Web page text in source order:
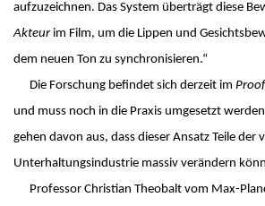
aufzuzeichnen. Das System überträgt diese
Akteurim Film, um die Lippen und
dem neuen Ton zu synchronisieren.“
Die Forschung befindet sich derzeit im
und muss noch in die Praxis umgesetzt
gehen davon aus, dass dieser Ansatz Teile der
Unterhaltungsindustrie massiv verändern
Professor Christian Theobalt vom Max-